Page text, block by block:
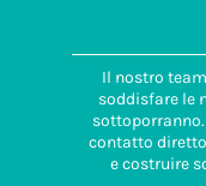
Il nostro
soddisfare le
contatto
e costruire